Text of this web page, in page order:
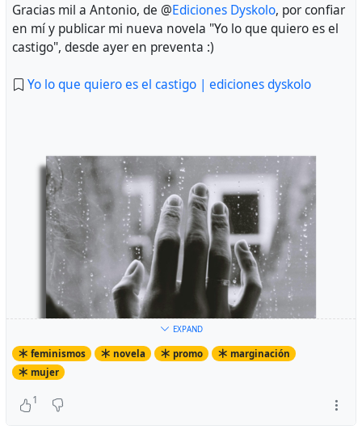
Gracias mil a Antonio, de @Ediciones Dyskolo, por confiar
en mí y publicar mi nueva novela "Yo lo que quiero es el
castigo", desde ayer en preventa :)
Yo lo que quiero es el castigo | ediciones dyskolo
EXPAND
feminismos novela promo
marginación
mujer
1